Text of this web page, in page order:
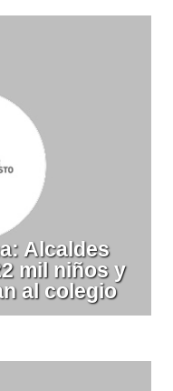
Alcaldes
mil niños y
al colegio